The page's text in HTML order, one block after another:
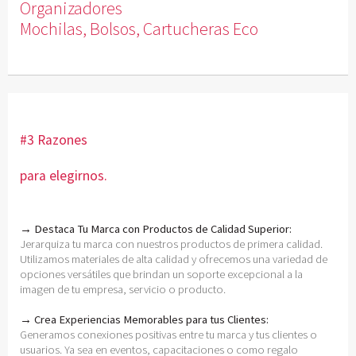
Organizadores
Mochilas, Bolsos, Cartucheras Eco
#3 Razones
para elegirnos.
→ Destaca Tu Marca con Productos de Calidad Superior:
Jerarquiza tu marca con nuestros productos de primera calidad.
Utilizamos materiales de alta calidad y ofrecemos una variedad de
opciones versátiles que brindan un soporte excepcional a la
imagen de tu empresa, servicio o producto.
→ Crea Experiencias Memorables para tus Clientes:
Generamos conexiones positivas entre tu marca y tus clientes o
usuarios. Ya sea en eventos, capacitaciones o como regalo